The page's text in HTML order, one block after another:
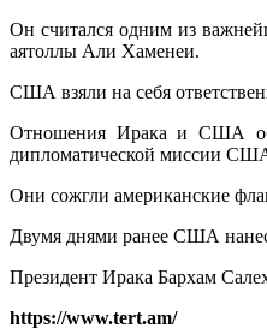
Он считался одним из
аятоллы Али Хаменеи.
США взяли на себя
Отношения Ирака и США
дипломатической миссии
Они сожгли американские
Двумя днями ранее США
Президент Ирака Бархам
https://www.tert.am/